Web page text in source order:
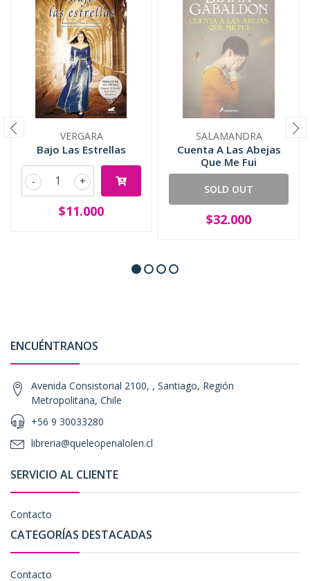
VERGARA
Bajo Las Estrellas
+
-
$11.000
SALAMANDRA
Cuenta A Las Abejas
Que Me Fui
SOLD OUT
$32.000
ENCUÉNTRANOS
Avenida Consistorial 2100, , Santiago, Región
Metropolitana, Chile
+56 9 30033280
libreria@queleopenalolen.cl
SERVICIO AL CLIENTE
Contacto
CATEGORÍAS DESTACADAS
Contacto